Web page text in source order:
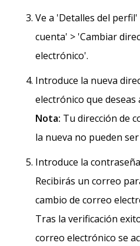
Ve a 'Detalles del
cuenta' > 'Cambiar
electrónico'.
Introduce la nueva
electrónico que deseas
Nota: Tu dirección de
la nueva no pueden
Introduce la
Recibirás un correo
cambio de correo
Tras la verificación
correo electrónico se